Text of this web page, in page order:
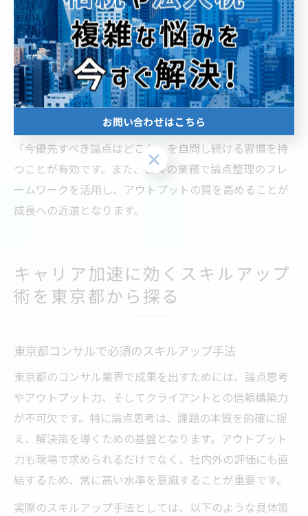
中からクライアントの真の課題を抽出し、的確な解決策
を提示することがコンサルの本質だからです。例えば、
クライアントからの曖昧な要望に対しても、論点を明確
化することで、プロジェクト全体の方向性をブレずに導
くことができます。
論点思考を磨くには、常に「この課題の本質は何か」
「今優先すべき論点はどこか」を自問し続ける習慣を持
つことが有効です。また、日々の業務で論点整理のフレ
ームワークを活用し、アウトプットの質を高めることが
成長への近道となります。
キャリア加速に効くスキルアップ
術を東京都から探る
東京都コンサルで必須のスキルアップ手法
東京都のコンサル業界で成果を出すためには、論点思考
やアウトプット力、そしてクライアントとの信頼構築力
が不可欠です。特に論点思考は、課題の本質を的確に捉
え、解決策を導くための基盤となります。アウトプット
力も現場で求められるだけでなく、社内外の評価にも直
結するため、常に高い水準を意識することが重要です。
実際のスキルアップ手法としては、以下のような具体策
お問い合わせはこちら
お問い合わせはこちら